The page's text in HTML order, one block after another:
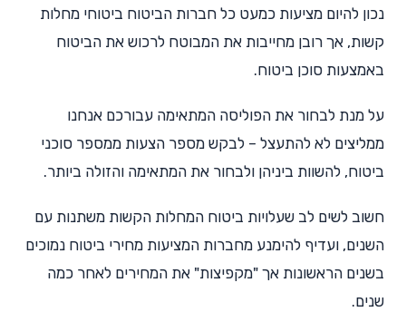
נכון להיום מציעות כמעט כל חברות הביטוח ביטוחי מחלות
קשות, אך רובן מחייבות את המבוטח לרכוש את הביטוח
באמצעות סוכן ביטוח.
על מנת לבחור את הפוליסה המתאימה עבורכם אנחנו
ממליצים לא להתעצל – לבקש מספר הצעות ממספר סוכני
ביטוח, להשוות ביניהן ולבחור את המתאימה והזולה ביותר.
חשוב לשים לב שעלויות ביטוח המחלות הקשות משתנות עם
השנים, ועדיף להימנע מחברות המציעות מחירי ביטוח נמוכים
בשנים הראשונות אך "מקפיצות" את המחירים לאחר כמה
שנים.